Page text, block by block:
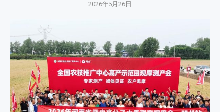
2026年5月26日